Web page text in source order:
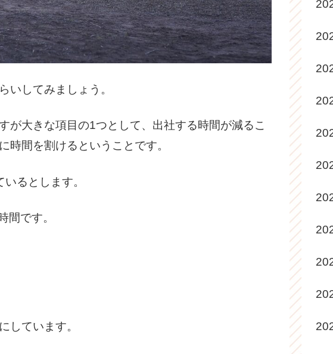
いしてみましょう。
が大きな項目の1つとして、出社する時間が減るこ
時間を割けるということです。
るとします。
間です。
しています。